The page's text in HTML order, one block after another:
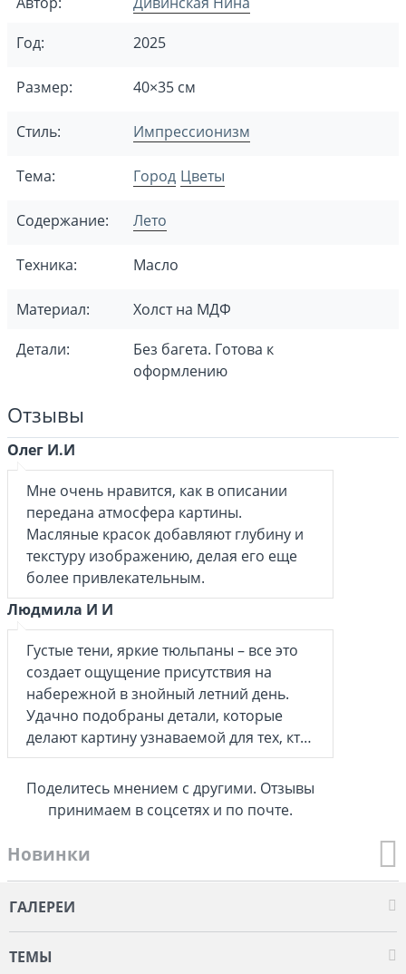
Год:
2025
Размер: 40×35 см
Стиль: Импрессионизм
Тема: Город Цветы
Содержание: Лето
Техника: Масло
Материал:
Холст на МДФ
Детали:
Без багета. Готова к
оформлению
Отзывы
Олег И.И
Мне очень нравится, как в описании
передана атмосфера картины.
Масляные красок добавляют глубину и
текстуру изображению, делая его еще
более привлекательным.
Людмила И И
Густые тени, яркие тюльпаны – все это
создает ощущение присутствия на
набережной в знойный летний день.
Удачно подобраны детали, которые
делают картину узнаваемой для тех, кто
был в Волгограде, и привлекательной
для тех, кто только собирается посетить
город.
Поделитесь мнением с другими. Отзывы
принимаем в соцсетях и по почте.
Новинки
ГАЛЕРЕИ
ТЕМЫ